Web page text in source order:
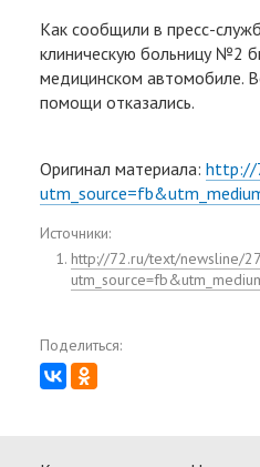
Как сообщили в пресс-
клиническую больницу №2
медицинском автомобиле.
помощи отказались.
Оригинал материала: http://
Источники:
http://72.ru/text/newsline/
Поделиться: